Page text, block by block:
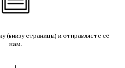
(внизу страницы) и отправляете её
нам.